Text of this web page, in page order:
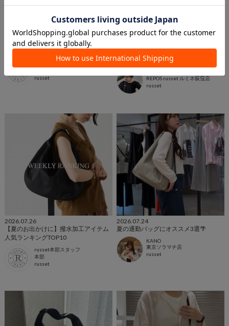
2026.07.27
千葉そごう店TOP3アイテム！
russet
【荻窪ルミネ店】新作アイテムのご紹
介！
REPOS russet ルミネ荻窪店
russet
2026.07.26
【夏のお出かけに】撥水加工アイテム
人気ランキングTOP10
russet本部スタッフ
本部
russet
2026.07.24
夏の通勤バッグにオススメ3選🌴
KANO
東京ソラマチ店
russet